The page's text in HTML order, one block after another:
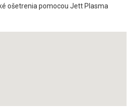
ošetrenia pomocou Jett Plasma